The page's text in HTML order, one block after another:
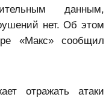
данным,
нет. Об этом
«Макс» сообщил
отражать атаки